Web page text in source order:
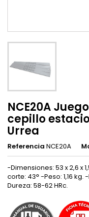
NCE20A
cepillo
Urrea
Referencia NCE20A
-Dimensiones: 53 x 2,6 x
corte: 43° -Peso: 1,16
Dureza: 58-62 HRc.